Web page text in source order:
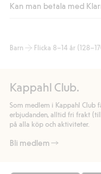
Är du medlem i
automatik efter du
handlar för.
Läs mer
Kan man betala med
bland annat faktura
allmänna villkor.
Läs mer
Barn Flicka 8–14 år
Kappahl Club.
Som medlem i Kappahl Club
erbjudanden, alltid fri frakt
på alla köp och aktiviteter.
Bli medlem